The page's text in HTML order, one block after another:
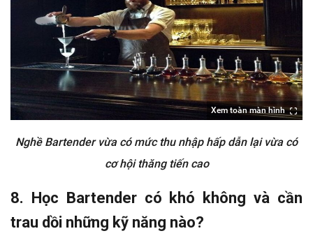
Xem toàn màn hình
Nghề Bartender vừa có mức thu nhập hấp dẫn lại vừa có
cơ hội thăng tiến cao
8. Học Bartender có khó không và cần
trau dồi những kỹ năng nào?